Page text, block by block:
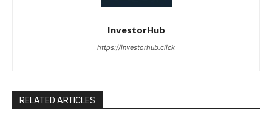
InvestorHub
https://investorhub.click
RELATED ARTICLES